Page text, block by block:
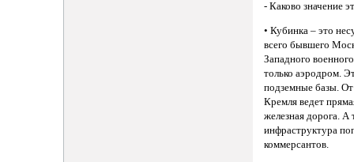
- Каково значение
• Кубинка – это
всего бывшего
Западного
только аэродром.
подземные базы.
Кремля ведет
железная дорога. А
инфраструктура
коммерсантов.